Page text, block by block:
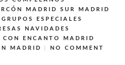
MADRID SUR MADRID
ESPECIALES
NAVIDADES
CON ENCANTO MADRID
MADRID
NO COMMENT